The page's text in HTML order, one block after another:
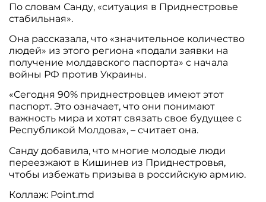
По словам Санду, «ситуация в Приднестровье
стабильная».
Она рассказала, что «значительное количество
людей» из этого региона «подали заявки на
получение молдавского паспорта» с начала
войны РФ против Украины.
«Сегодня 90% приднестровцев имеют этот
паспорт. Это означает, что они понимают
важность мира и хотят связать свое будущее с
Республикой Молдова», – считает она.
Санду добавила, что многие молодые люди
переезжают в Кишинев из Приднестровья,
чтобы избежать призыва в российскую армию.
Коллаж: Point.md